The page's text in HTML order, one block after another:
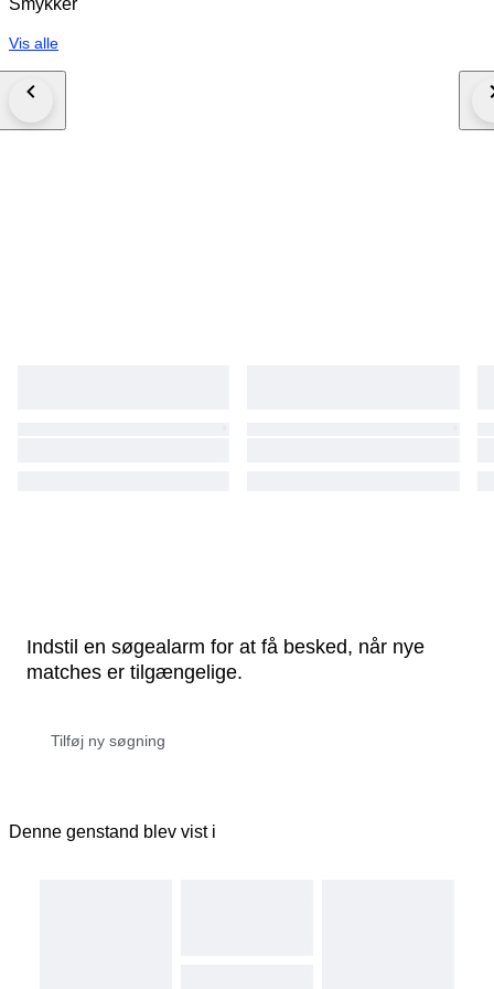
Smykker
Vis alle
Indstil en søgealarm for at få besked, når nye
matches er tilgængelige.
Denne genstand blev vist i